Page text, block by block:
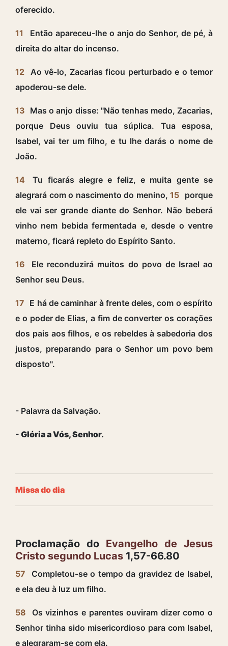
oferecido.
11
Então apareceu-lhe o anjo do Senhor, de pé, à
direita do altar do incenso.
12
Ao vê-lo, Zacarias ficou perturbado e o temor
apoderou-se dele.
13 Mas o anjo disse: "Não tenhas medo, Zacarias,
porque Deus ouviu tua súplica. Tua esposa,
Isabel, vai ter um filho, e tu lhe darás o nome de
João.
14
Tu ficarás alegre e feliz, e muita gente se
alegrará com o nascimento do menino,15 porque
ele vai ser grande diante do Senhor. Não beberá
vinho nem bebida fermentada e, desde o ventre
materno, ficará repleto do Espírito Santo.
16
Ele reconduzirá muitos do povo de Israel ao
Senhor seu Deus.
17 E há de caminhar à frente deles, com o espírito
e o poder de Elias, a fim de converter os corações
dos pais aos filhos, e os rebeldes à sabedoria dos
justos, preparando para o Senhor um povo bem
disposto".
- Palavra da Salvação.
- Glória a Vós, Senhor.
Missa do dia
Proclamação do Evangelho de Jesus
Cristo segundo Lucas 1,57-66.80
57
Completou-se o tempo da gravidez de Isabel,
e ela deu à luz um filho.
58
Os vizinhos e parentes ouviram dizer como o
Senhor tinha sido misericordioso para com Isabel,
e alegraram-se com ela.